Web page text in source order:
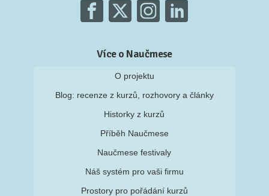
Více o Naučmese
O projektu
Blog: recenze z kurzů, rozhovory a články
Historky z kurzů
Příběh Naučmese
Naučmese festivaly
Náš systém pro vaši firmu
Prostory pro pořádání kurzů